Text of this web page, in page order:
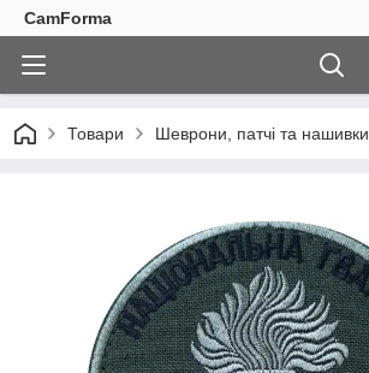
CamForma
Товари Шеврони, патчі та нашивки